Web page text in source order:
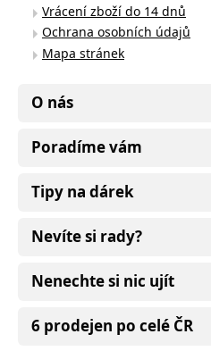
Vrácení zboží do 14 dnů
Ochrana osobních údajů
Mapa stránek
O nás
Poradíme vám
Tipy na dárek
Nevíte si rady?
Nenechte si nic ujít
6 prodejen po celé ČR